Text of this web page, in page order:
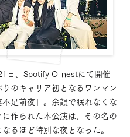
日、Spotify O-nestにて開催
りのキャリア初となるワンマン
不足前夜」。余韻で眠れなくな
に作られた本公演は、その名の
るほど特別な夜となった。